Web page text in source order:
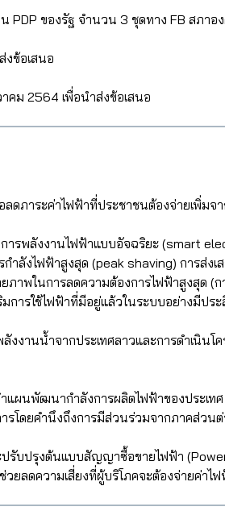
ของรัฐ จำนวน 3 ชุดทาง FB สภาอ
ข้อเสนอ
คม 2564 เพื่อนำส่งข้อเสนอ
ลดภาระค่าไฟฟ้าที่ประชาชนต้องจ่ายเพิ่มจ
ารพลังงานไฟฟ้าแบบอัจฉริยะ (smart
งไฟฟ้าสูงสุด (peak shaving) การส่งเส
ยภาพในการลดความต้องการไฟฟ้าสูงสุด
การใช้ไฟฟ้าที่มีอยู่แล้วในระบบอย่างมีปร
งานน้ำจากประเทศลาวและการดำเนิน
ผนพัฒนากำลังการผลิตไฟฟ้าของประเ
รโดยคำนึงถึงการมีส่วนร่วมจากภาคส่วน
ปรุงต้นแบบสัญญาซื้อขายไฟฟ้า (Power
ลดความเสี่ยงที่ผู้บริโภคจะต้องจ่ายค่าไ